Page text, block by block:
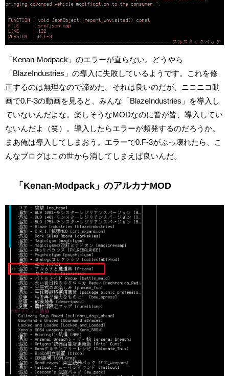
「Kenan-Modpack」のエラーが直らない。どうやら
「BlazeIndustries」の導入に失敗しているようです。これを修
正するのは無理なので諦めた。それは良いのだが、ニコニコ動
画で0.F-3の動画を見ると、みんな「BlazeIndustries」を導入し
ていないんだよな。楽しそうなMODなのに皆が皆、導入してい
ないんだよ（笑）。導入したらエラーが頻発するのだろうか。
まあ俺は導入してしまおう。エラーで0.F-3がぶっ壊れたら、こ
んなブログはこの世から消してしまえば良いんだ。
「Kenan-Modpack」のアルカナMOD